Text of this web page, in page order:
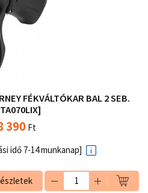
FÉKVÁLTÓKAR BAL 2 SEB.
390 Ft
idő 7-14 munkanap]